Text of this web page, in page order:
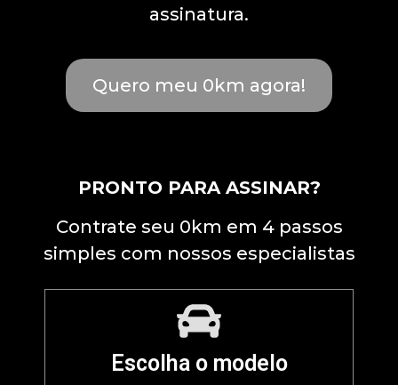
assinatura.
Quero meu 0km agora!
PRONTO PARA ASSINAR?
Contrate seu 0km em 4 passos
simples com nossos especialistas
Escolha o modelo